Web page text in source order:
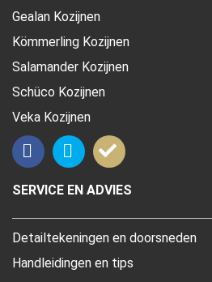
Gealan Kozijnen
Kömmerling Kozijnen
Salamander Kozijnen
Schüco Kozijnen
Veka Kozijnen
SERVICE EN ADVIES
Detailtekeningen en doorsneden
Handleidingen en tips